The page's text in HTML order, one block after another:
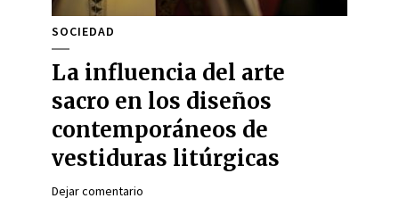
SOCIEDAD
La influencia del arte
sacro en los diseños
contemporáneos de
vestiduras litúrgicas
Dejar comentario